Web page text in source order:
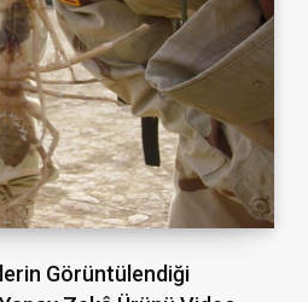
Görüntülendiği